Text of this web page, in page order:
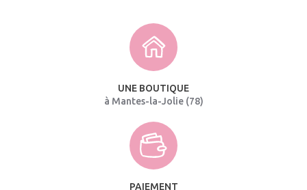
UNE BOUTIQUE
à Mantes-la-Jolie (78)
PAIEMENT